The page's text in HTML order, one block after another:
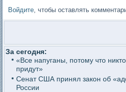
Войдите , чтобы оставлять
За сегодня:
«Все напуганы, потому что
придут»
Сенат США принял закон об
России